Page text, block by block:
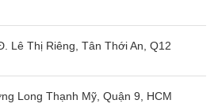
Lê Thị Riêng, Tân Thới An, Q12
Long Thạnh Mỹ, Quận 9, HCM